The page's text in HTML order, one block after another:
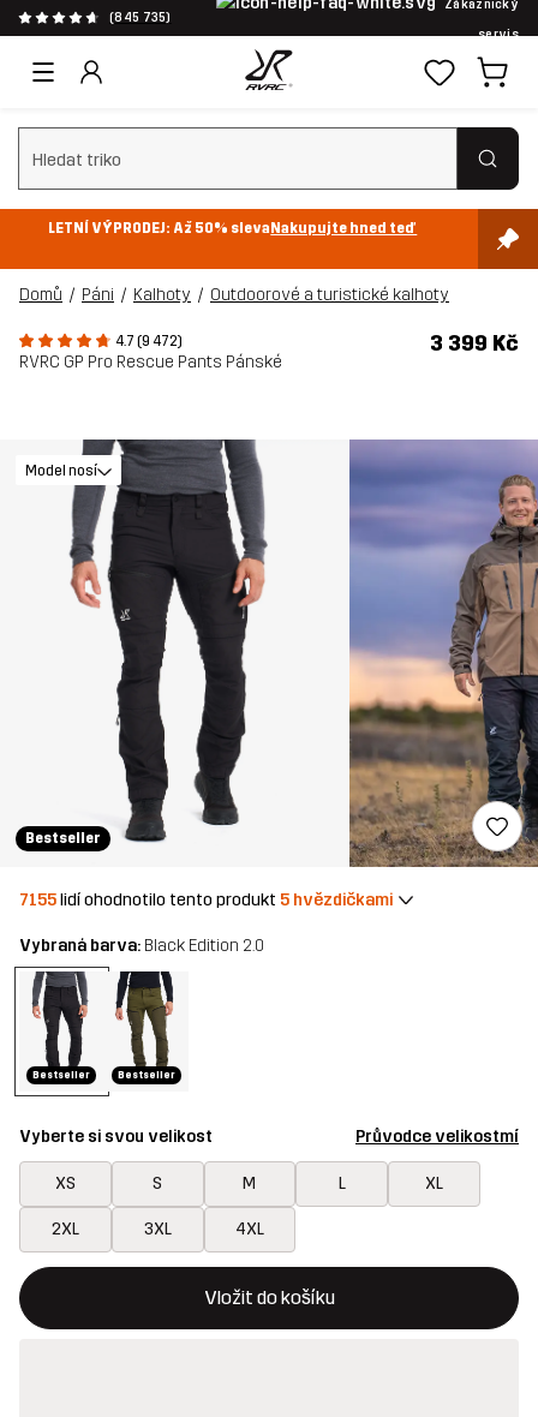
(845 735)
Zákaznický
servis
Vymazat vyhledávání
LETNÍ VÝPRODEJ: Až 50% slevaNakupujte hned teď
Domů Páni Kalhoty Outdoorové a turistické kalhoty
4.7 (9 472)
RVRC GP Pro Rescue Pants Pánské
3 399 Kč
Bestseller
Model nosí
7155lidí ohodnotilo tento produkt 5 hvězdičkami
Vybraná barva: Black Edition 2.0
Bestseller Bestseller
Vyberte si svou velikost Průvodce velikostmí
XS S M L XL
2XL 3XL 4XL
Vložit do košíku
Toto tlačítko otevře modální potvrzení nové položky v
{{size}} není k dispozici